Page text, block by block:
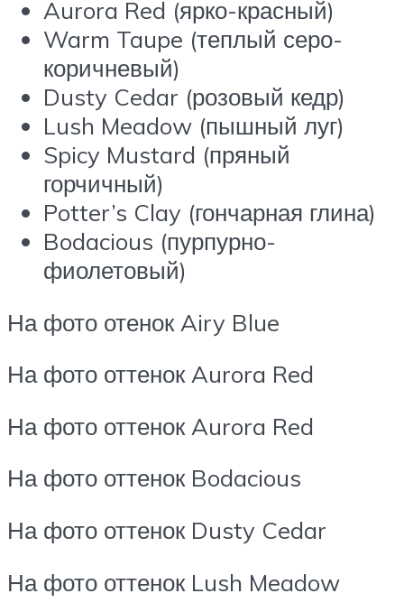
Aurora Red (ярко-красный)
Warm Taupe (теплый серо-
коричневый)
Dusty Cedar (розовый кедр)
Lush Meadow (пышный луг)
Spicy Mustard (пряный
горчичный)
Potter’s Clay (гончарная глина)
Bodacious (пурпурно-
фиолетовый)
На фото отенок Airy Blue
На фото оттенок Aurora Red
На фото оттенок Aurora Red
На фото оттенок Bodacious
На фото оттенок Dusty Cedar
На фото оттенок Lush Meadow